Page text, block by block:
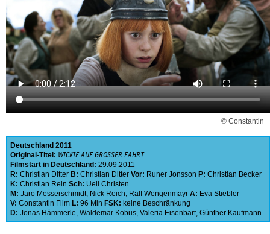
© Constantin
Deutschland 2011
Original-Titel: WICKIE AUF GROSSER FAHRT
Filmstart in Deutschland: 29.09.2011
R: Christian Ditter B: Christian Ditter Vor: Runer Jonsson P: Christian Becker
K: Christian Rein Sch: Ueli Christen
M: Jaro Messerschmidt, Nick Reich, Ralf Wengenmayr A: Eva Stiebler
V: Constantin Film L: 96 Min FSK: keine Beschränkung
D: Jonas Hämmerle, Waldemar Kobus, Valeria Eisenbart, Günther Kaufmann